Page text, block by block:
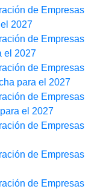
de Empresas
2027
de Empresas
el 2027
de Empresas
para el 2027
de Empresas
el 2027
de Empresas
de Empresas
de Empresas